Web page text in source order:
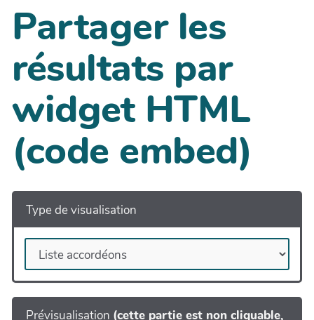
Partager les
résultats par
widget HTML
(code embed)
Type de visualisation
Prévisualisation (cette partie est non cliquable,